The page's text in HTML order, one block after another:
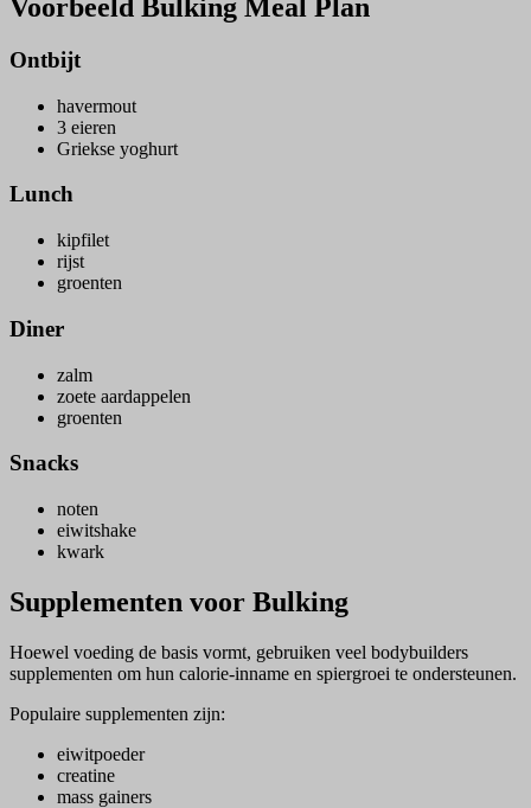
Voorbeeld Bulking Meal Plan
Ontbijt
havermout
3 eieren
Griekse yoghurt
Lunch
kipfilet
rijst
groenten
Diner
zalm
zoete aardappelen
groenten
Snacks
noten
eiwitshake
kwark
Supplementen voor Bulking
Hoewel voeding de basis vormt, gebruiken veel bodybuilders
supplementen om hun calorie-inname en spiergroei te ondersteunen.
Populaire supplementen zijn:
eiwitpoeder
creatine
mass gainers